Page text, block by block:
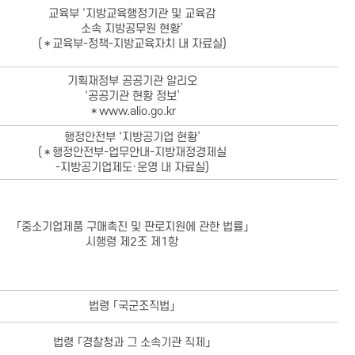
교육부 ‘지방교육행정기관 및 교육감
소속 지방공무원 현황’
(＊교육부-정책-지방교육자치 내 자료실)
기획재정부 공공기관 알리오
‘공공기관 현황 정보’
＊www.alio.go.kr
행정안전부 ‘지방공기업 현황’
(＊행정안전부-업무안내-지방재정경제실
-지방공기업제도·운영 내 자료실)
「중소기업제품 구매촉진 및 판로지원에 관한 법률」
시행령 제2조 제1항
법령 「국군조직법」
법령 「경찰청과 그 소속기관 직제」